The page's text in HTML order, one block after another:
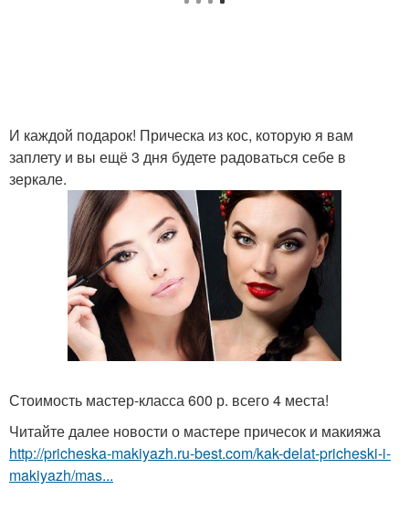
И каждой подарок! Прическа из кос, которую я вам
заплету и вы ещё 3 дня будете радоваться себе в
зеркале.
Стоимость мастер-класса 600 р. всего 4 места!
Читайте далее новости о мастере причесок и макияжа
http://pricheska-makiyazh.ru-best.com/kak-delat-pricheski-i-
makiyazh/mas...